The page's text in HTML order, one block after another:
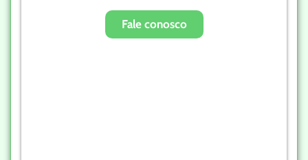
Fale conosco